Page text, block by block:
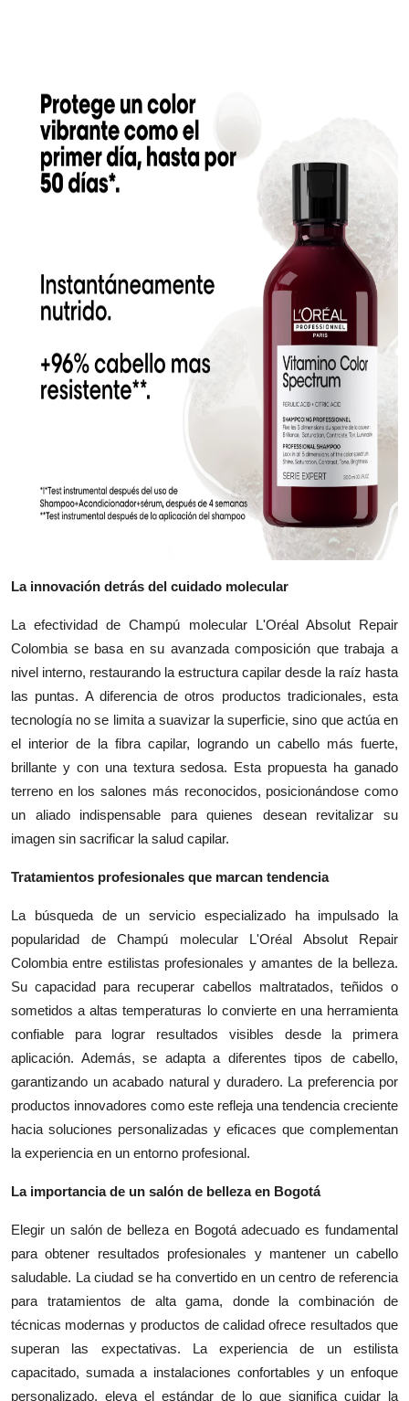
Real Estate
General
Top 10
Support Number
La innovación detrás del cuidado molecular
La efectividad de Champú molecular L'Oréal Absolut Repair
Colombia se basa en su avanzada composición que trabaja a
nivel interno, restaurando la estructura capilar desde la raíz hasta
las puntas. A diferencia de otros productos tradicionales, esta
tecnología no se limita a suavizar la superficie, sino que actúa en
el interior de la fibra capilar, logrando un cabello más fuerte,
brillante y con una textura sedosa. Esta propuesta ha ganado
terreno en los salones más reconocidos, posicionándose como
un aliado indispensable para quienes desean revitalizar su
imagen sin sacrificar la salud capilar.
Tratamientos profesionales que marcan tendencia
La búsqueda de un servicio especializado ha impulsado la
popularidad de Champú molecular L'Oréal Absolut Repair
Colombia entre estilistas profesionales y amantes de la belleza.
Su capacidad para recuperar cabellos maltratados, teñidos o
sometidos a altas temperaturas lo convierte en una herramienta
confiable para lograr resultados visibles desde la primera
aplicación. Además, se adapta a diferentes tipos de cabello,
garantizando un acabado natural y duradero. La preferencia por
productos innovadores como este refleja una tendencia creciente
hacia soluciones personalizadas y eficaces que complementan
la experiencia en un entorno profesional.
La importancia de un salón de belleza en Bogotá
Elegir un salón de belleza en Bogotá adecuado es fundamental
para obtener resultados profesionales y mantener un cabello
saludable. La ciudad se ha convertido en un centro de referencia
para tratamientos de alta gama, donde la combinación de
técnicas modernas y productos de calidad ofrece resultados que
superan las expectativas. La experiencia de un estilista
capacitado, sumada a instalaciones confortables y un enfoque
personalizado, eleva el estándar de lo que significa cuidar la